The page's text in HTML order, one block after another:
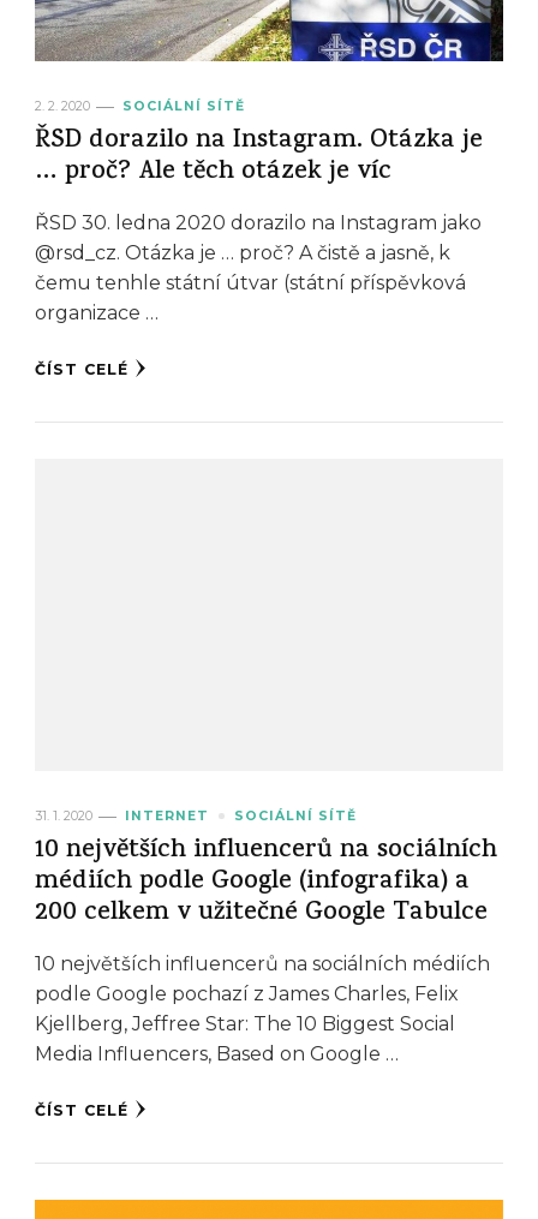
2. 2. 2020 SOCIÁLNÍ SÍTĚ
ŘSD dorazilo na Instagram. Otázka je
… proč? Ale těch otázek je víc
ŘSD 30. ledna 2020 dorazilo na Instagram jako
@rsd_cz. Otázka je … proč? A čistě a jasně, k
čemu tenhle státní útvar (státní příspěvková
organizace …
ČÍST CELÉ
31. 1. 2020 INTERNET SOCIÁLNÍ SÍTĚ
10 největších influencerů na sociálních
médiích podle Google (infografika) a
200 celkem v užitečné Google Tabulce
10 největších influencerů na sociálních médiích
podle Google pochazí z James Charles, Felix
Kjellberg, Jeffree Star: The 10 Biggest Social
Media Influencers, Based on Google …
ČÍST CELÉ